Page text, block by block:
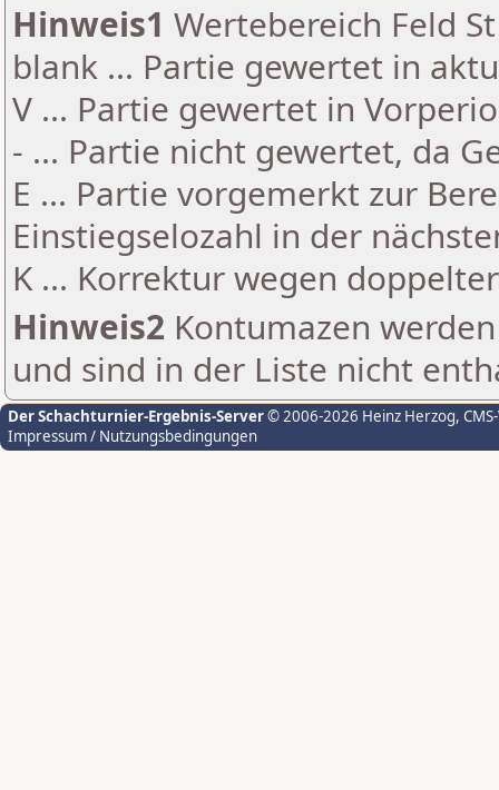
Hinweis1 Wertebereich Feld
blank ... Partie gewertet in
V ... Partie gewertet in
- ... Partie nicht gewertet, da
E ... Partie vorgemerkt zur
Einstiegselozahl in der
K ... Korrektur wegen
Hinweis2 Kontumazen
und sind in der Liste nicht
Der Schachturnier-Ergebnis-Server© 2006-2026 Heinz Herzog,
Impressum / Nutzungsbedingungen